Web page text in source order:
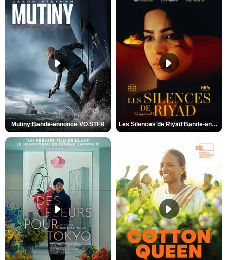
Mutiny Bande-annonce VO STFR Les Silences de Riyad Bande-annonce VO STFR